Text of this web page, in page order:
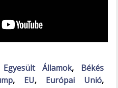
Államok, Békés
, EU, Európai Unió,